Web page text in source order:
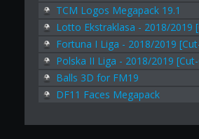
TCM Logos Megapack 19.1
Lotto Ekstraklasa - 2018/2019
Fortuna I Liga - 2018/2019
Polska II Liga - 2018/2019
Balls 3D for FM19
DF11 Faces Megapack